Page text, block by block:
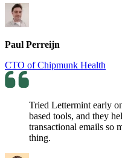
Paul Perreijn
CTO of Chipmunk Health
Tried Lettermint early
based tools, and they
transactional emails so
thing.